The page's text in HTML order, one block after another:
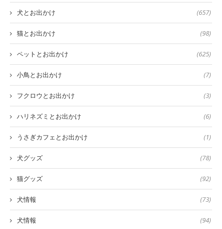
犬とお出かけ (657)
猫とお出かけ (98)
ペットとお出かけ (625)
小鳥とお出かけ (7)
フクロウとお出かけ (3)
ハリネズミとお出かけ (6)
うさぎカフェとお出かけ (1)
犬グッズ (78)
猫グッズ (92)
犬情報 (73)
犬情報 (94)